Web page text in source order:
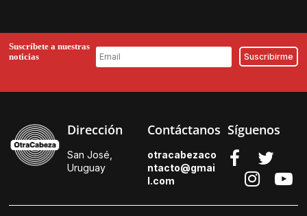
Suscríbete a nuestras
noticias
Dirección
San José,
Uruguay
Contáctanos
otracabezaco
ntacto@gmai
l.com
Síguenos